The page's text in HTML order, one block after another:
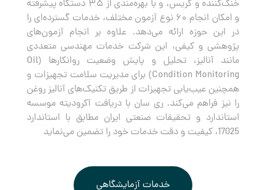
خنک‌کننده و گریس، و با بهره‌مندی از ۳۵ دستگاه پیشرفته
و امکان انجام ۶۰ نوع آزمون مختلف، خدمات گسترده‌ای را
در این حوزه ارائه می‌دهد. علاوه بر انجام آزمون‌های
پژوهشی و کیفی، این شرکت خدمات مهندسی متعددی
مانند آنالیز، تحلیل و پایش وضعیت روانکارها (Oil
Condition Monitoring) برای مدیریت سلامت تجهیزات و
همچنین عیب‌یابی تجهیزات از طریق تکنیک‌های آنالیز روغن
را نیز فراهم می‌کند. ری سان با دریافت آکرودیته موسسه
استاندارد و تحقیقات صنعتی ایران مطابق با استاندارد
17025، کیفیت و دقت خدمات خود را تضمین می‌نماید
خدمات آزمایشگاهی